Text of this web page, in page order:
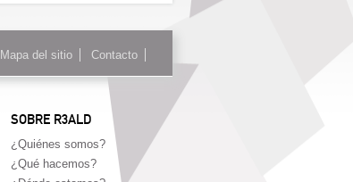
Mapa del sitio Contacto
SOBRE R3ALD
¿Quiénes somos?
¿Qué hacemos?